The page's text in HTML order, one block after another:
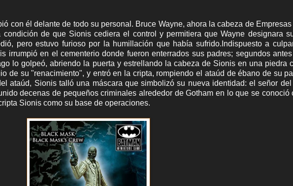
con él delante de todo su personal. Bruce Wayne, ahora la cabeza de Empresas
de que Sionis cediera el control y permitiera que Wayne designara
pero estuvo furioso por la humillación que había sufrido.Indispuesto a
irrumpió en el cementerio donde fueron enterrados sus padres; segundos
lo golpeó, abriendo la puerta y estrellando la cabeza de Sionis en una piedra
de su "renacimiento", y entró en la cripta, rompiendo el ataúd de ébano de su
ataúd, Sionis talló una máscara que simbolizó su nueva identidad: el señor del
decenas de pequeños criminales alrededor de Gotham en lo que se conoció
Sionis como su base de operaciones.